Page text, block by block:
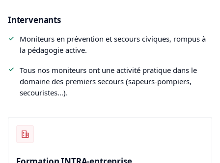
Intervenants
Moniteurs en prévention et secours civiques, rompus à
la pédagogie active.
Tous nos moniteurs ont une activité pratique dans le
domaine des premiers secours (sapeurs-pompiers,
secouristes…).